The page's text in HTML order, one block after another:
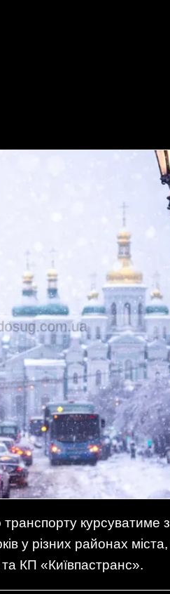
транспорту
у різних районах
та КП «Київпастранс».